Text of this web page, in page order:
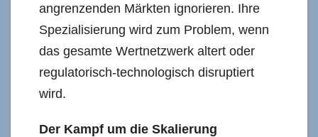
angrenzenden Märkten ignorieren. Ihre
Spezialisierung wird zum Problem, wenn
das gesamte Wertnetzwerk altert oder
regulatorisch-technologisch disruptiert
wird.
Der Kampf um die Skalierung